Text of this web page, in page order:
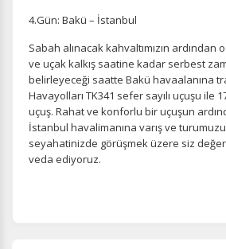
Tercihleri Kaydet
4.Gün: Bakü – İstanbul
Sabah alınacak kahvaltımızın ardından
ve uçak kalkış saatine kadar serbest
belirleyeceği saatte Bakü havaalanına
Havayolları TK341 sefer sayılı uçuşu ile
uçuş. Rahat ve konforlu bir uçuşun
İstanbul havalimanına varış ve
seyahatinizde görüşmek üzere siz
veda ediyoruz.